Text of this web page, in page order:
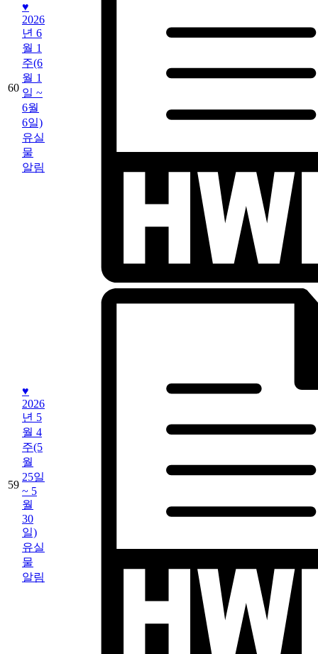
60
♥
2026
년 6
월 1
주(6
월 1
일 ~
6월
6일)
유실
물
알림
59
♥
2026
년 5
월 4
주(5
월
25일
~ 5
월
30
일)
유실
물
알림